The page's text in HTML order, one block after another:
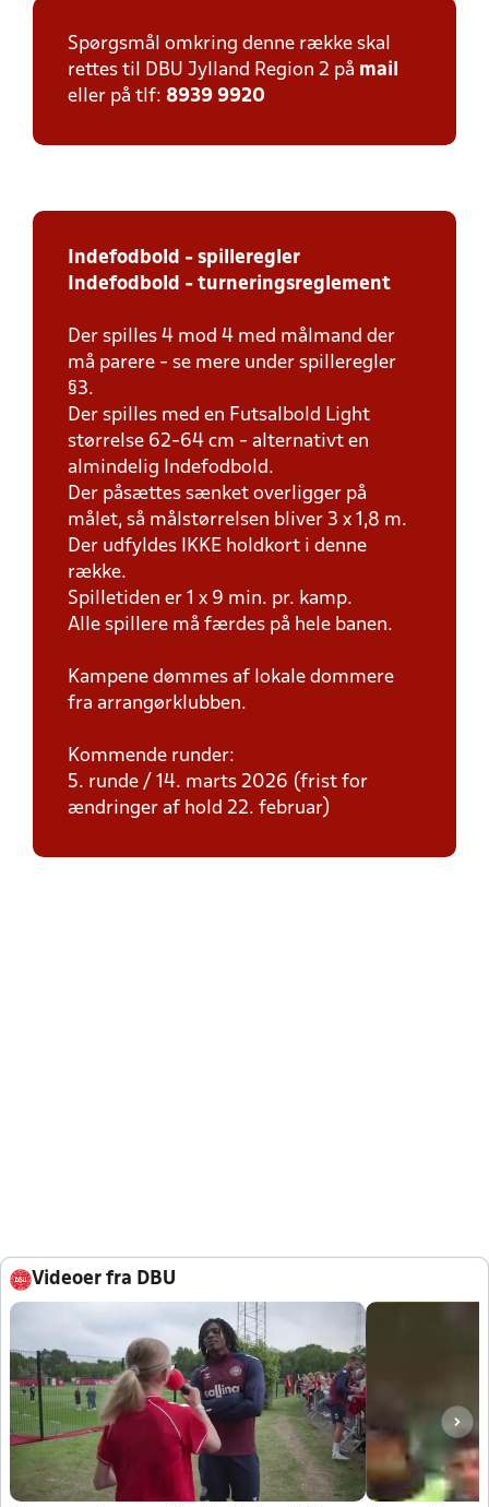
Spørgsmål omkring denne række skal
rettes til DBU Jylland Region 2 på mail
eller på tlf: 8939 9920
Indefodbold - spilleregler
Indefodbold - turneringsreglement
Der spilles 4 mod 4 med målmand der
må parere - se mere under spilleregler
§3.
Der spilles med en Futsalbold Light
størrelse 62-64 cm - alternativt en
almindelig Indefodbold.
Der påsættes sænket overligger på
målet, så målstørrelsen bliver 3 x 1,8 m.
Der udfyldes IKKE holdkort i denne
række.
Spilletiden er 1 x 9 min. pr. kamp.
Alle spillere må færdes på hele banen.
Kampene dømmes af lokale dommere
fra arrangørklubben.
Kommende runder:
5. runde / 14. marts 2026 (frist for
ændringer af hold 22. februar)
Videoer fra DBU